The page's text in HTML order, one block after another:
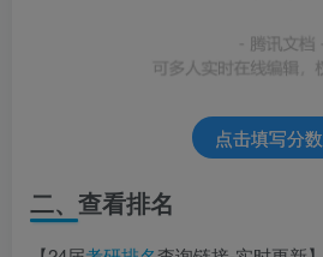
点击填写分数
二、查看排名